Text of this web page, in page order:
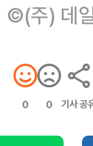
©(주) 데
0 0 기사 공